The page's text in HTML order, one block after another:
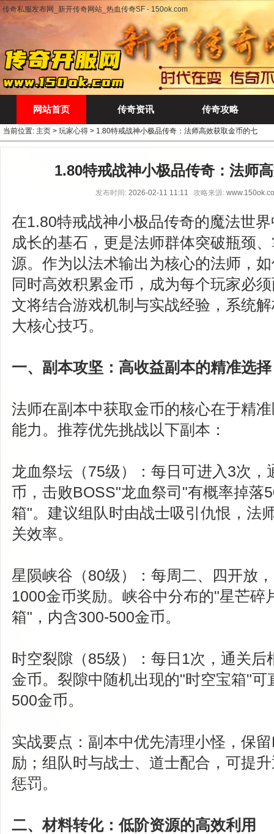
传奇私服发布网_新开传奇网站_热血传奇SF - 150ok.com
网站首页 传奇资讯 传奇攻略
当前位置: 主页 > 玩家心得 > 1.80特戒战神小极品传奇：法师高效获取金币的七
1.80特戒战神小极品传奇：法师
发布时间: 2026-02-11 11:11 攻略来源:
在1.80特戒战神小极品传奇的魔法世
成长的基石，更是法师群体突破瓶颈
源。作为以法术输出为核心的法师，
同时高效积累金币，成为每个玩家必
文将结合游戏机制与实战经验，系统
大核心技巧。
一、副本攻坚：高收益副本的精准选择
法师在副本中获取金币的核心在于精
能力。推荐优先挑战以下副本：
龙血祭坛（75级）：每日可进入3次，
币，击败BOSS"龙血祭司"有概率掉落
箱"。建议组队时由战士吸引仇恨，法
关效率。
星陨峡谷（80级）：每周二、四开放
1000金币奖励。峡谷中分布的"星芒碎
箱"，内含300-500金币。
时空裂隙（85级）：每日1次，通关后
金币。裂隙中随机出现的"时空宝箱"可
500金币。
实战要点：副本中优先清理小怪，保
励；组队时与战士、道士配合，可提
惩罚。
二、材料转化：低阶资源的高效利用